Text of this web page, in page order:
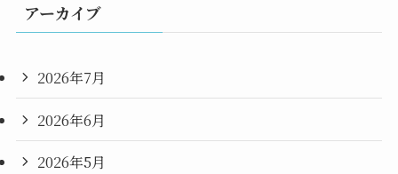
アーカイブ
2026年7月
2026年6月
2026年5月